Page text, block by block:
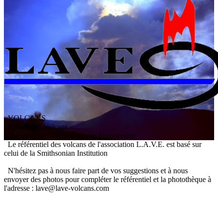
VOLCANS
/ Référentiel Volcans
ssociation V olcanologiqueEuropéenne
Le référentiel des volcans de l'association L.A.V.E. est basé sur
celui de la Smithsonian Institution
N'hésitez pas à nous faire part de vos suggestions et à nous
envoyer des photos pour compléter le référentiel et la photothèque à
l'adresse : lave@lave-volcans.com